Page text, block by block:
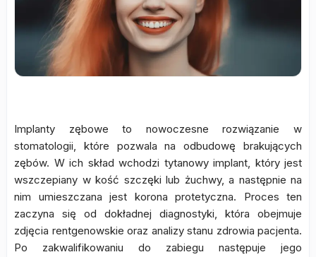
Implanty zębowe to nowoczesne rozwiązanie w
stomatologii, które pozwala na odbudowę brakujących
zębów. W ich skład wchodzi tytanowy implant, który jest
wszczepiany w kość szczęki lub żuchwy, a następnie na
nim umieszczana jest korona protetyczna. Proces ten
zaczyna się od dokładnej diagnostyki, która obejmuje
zdjęcia rentgenowskie oraz analizy stanu zdrowia pacjenta.
Po zakwalifikowaniu do zabiegu następuje jego